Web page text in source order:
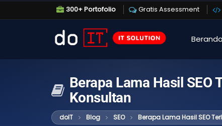
300+ Portofolio Gratis Assessment
Beranda
Berapa Lama Hasil
Konsultan
doIT Blog SEO Berapa Lama Hasil SEO